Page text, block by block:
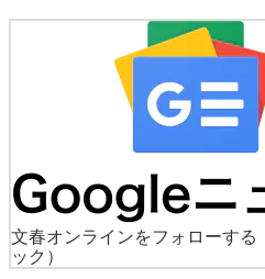
文春オンラインをフォローする
ック）